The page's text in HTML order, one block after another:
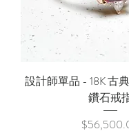
設計師單品 - 18K 古
鑽石戒
價格